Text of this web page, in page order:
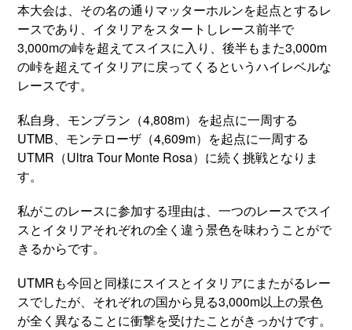
本大会は、その名の通りマッターホルンを起点とするレ
ースであり、イタリアをスタートしレース前半で
3,000mの峠を超えてスイスに入り、後半もまた3,000m
の峠を超えてイタリアに戻ってくるというハイレベルな
レースです。
私自身、モンブラン（4,808m）を起点に一周する
UTMB、モンテローザ（4,609m）を起点に一周する
UTMR（Ultra Tour Monte Rosa）に続く挑戦となりま
す。
私がこのレースに参加する理由は、一つのレースでスイ
スとイタリアそれぞれの全く違う景色を味わうことがで
きるからです。
UTMRも今回と同様にスイスとイタリアにまたがるレー
スでしたが、それぞれの国から見る3,000m以上の景色
が全く異なることに衝撃を受けたことがきっかけです。